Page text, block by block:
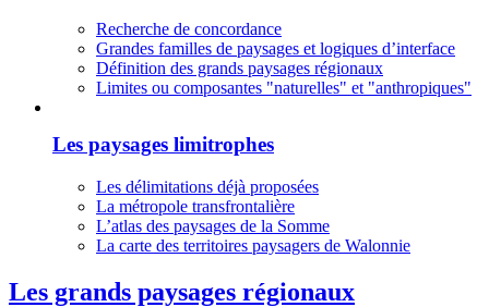
Recherche de concordance
Grandes familles de paysages et logiques d’interface
Définition des grands paysages régionaux
Limites ou composantes "naturelles" et "anthropiques"
Les paysages limitrophes
Les délimitations déjà proposées
La métropole transfrontalière
L’atlas des paysages de la Somme
La carte des territoires paysagers de Walonnie
Les grands paysages régionaux